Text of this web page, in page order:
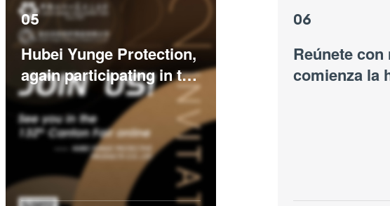
05
Hubei Yunge Protection,
again participating in the
132th Canton Fair
06
Reúnete
comienza la